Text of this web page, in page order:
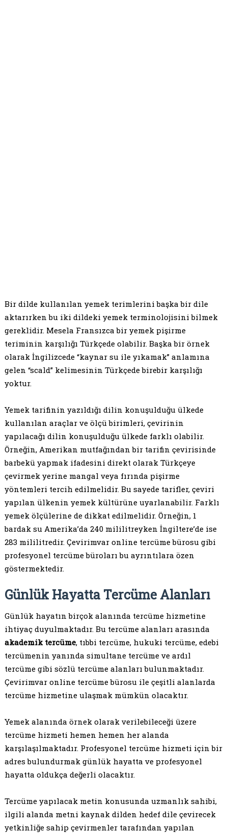
Bir dilde kullanılan yemek terimlerini başka bir dile
aktarırken bu iki dildeki yemek terminolojisini bilmek
gereklidir. Mesela Fransızca bir yemek pişirme
teriminin karşılığı Türkçede olabilir. Başka bir örnek
olarak İngilizcede “kaynar su ile yıkamak” anlamına
gelen “scald” kelimesinin Türkçede birebir karşılığı
yoktur.
Yemek tarifinin yazıldığı dilin konuşulduğu ülkede
kullanılan araçlar ve ölçü birimleri, çevirinin
yapılacağı dilin konuşulduğu ülkede farklı olabilir.
Örneğin, Amerikan mutfağından bir tarifin çevirisinde
barbekü yapmak ifadesini direkt olarak Türkçeye
çevirmek yerine mangal veya fırında pişirme
yöntemleri tercih edilmelidir. Bu sayede tarifler, çeviri
yapılan ülkenin yemek kültürüne uyarlanabilir. Farklı
yemek ölçülerine de dikkat edilmelidir. Örneğin, 1
bardak su Amerika’da 240 mililitreyken İngiltere’de ise
283 mililitredir. Çevirimvar online tercüme bürosu gibi
profesyonel tercüme büroları bu ayrıntılara özen
göstermektedir.
Günlük Hayatta Tercüme Alanları
Günlük hayatın birçok alanında tercüme hizmetine
ihtiyaç duyulmaktadır. Bu tercüme alanları arasında
akademik tercüme, tıbbi tercüme, hukuki tercüme, edebi
tercümenin yanında simultane tercüme ve ardıl
tercüme gibi sözlü tercüme alanları bulunmaktadır.
Çevirimvar online tercüme bürosu ile çeşitli alanlarda
tercüme hizmetine ulaşmak mümkün olacaktır.
Yemek alanında örnek olarak verilebileceği üzere
tercüme hizmeti hemen hemen her alanda
karşılaşılmaktadır. Profesyonel tercüme hizmeti için bir
adres bulundurmak günlük hayatta ve profesyonel
hayatta oldukça değerli olacaktır.
Tercüme yapılacak metin konusunda uzmanlık sahibi,
ilgili alanda metni kaynak dilden hedef dile çevirecek
yetkinliğe sahip çevirmenler tarafından yapılan